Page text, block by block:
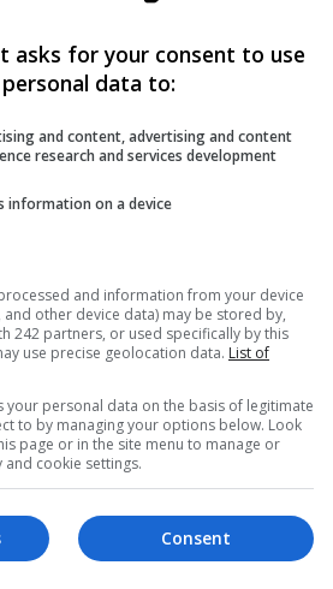
Româncă
mică în
caută mama
„Acum sunt și eu
cunosc familia”
O tânără de origine română,
22 de ani, care a fost adoptată
din România de…
Scris de Mihai Diaconu - luni, 14 septembrie
asks for your consent to use
data to:
and content, advertising and content
research and services development
information on a device
and information from your device
other device data) may be stored by,
242 partners, or used specifically by this
use precise geolocation data. List of
your personal data on the basis of legitimate
to by managing your options below. Look
page or in the site menu to manage or
cookie settings.
Consent